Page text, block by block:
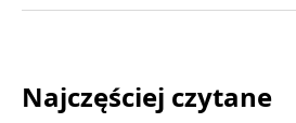
Najczęściej czytane